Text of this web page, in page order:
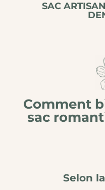
SAC
Comment
sac
Selon